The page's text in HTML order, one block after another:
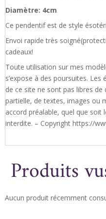
Diamètre: 4cm
Ce pendentif est de style
Envoi rapide très
cadeaux!
Toute utilisation sur mes
s’expose à des poursuites.
de ce site ne sont pas libres
partielle, de textes, images ou
accord préalable, quel que
interdite. – Copyright https://
Produits
Aucun produit récemment